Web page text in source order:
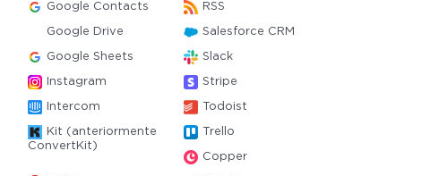
Google Contacts RSS
Google Drive Salesforce CRM
Google Sheets Slack
Instagram Stripe
Intercom Todoist
Kit (anteriormente
ConvertKit)
Trello
Copper